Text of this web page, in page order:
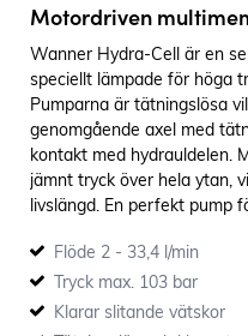
Motordriven
Wanner Hydra-Cell är en
speciellt lämpade för höga
Pumparna är tätningslösa
genomgående axel med
kontakt med hydrauldelen.
jämnt tryck över hela ytan,
livslängd. En perfekt pump
Flöde 2 - 33,4 l/min
Tryck max. 103 bar
Klarar slitande vätskor